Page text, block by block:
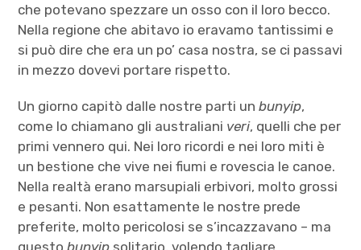
che potevano spezzare un osso con il loro becco.
Nella regione che abitavo io eravamo tantissimi e
si può dire che era un po’ casa nostra, se ci passavi
in mezzo dovevi portare rispetto.
Un giorno capitò dalle nostre parti unbunyip,
come lo chiamano gli australiani veri, quelli che per
primi vennero qui. Nei loro ricordi e nei loro miti è
un bestione che vive nei fiumi e rovescia le canoe.
Nella realtà erano marsupiali erbivori, molto grossi
e pesanti. Non esattamente le nostre prede
preferite, molto pericolosi se s’incazzavano – ma
questobunyip solitario, volendo tagliare